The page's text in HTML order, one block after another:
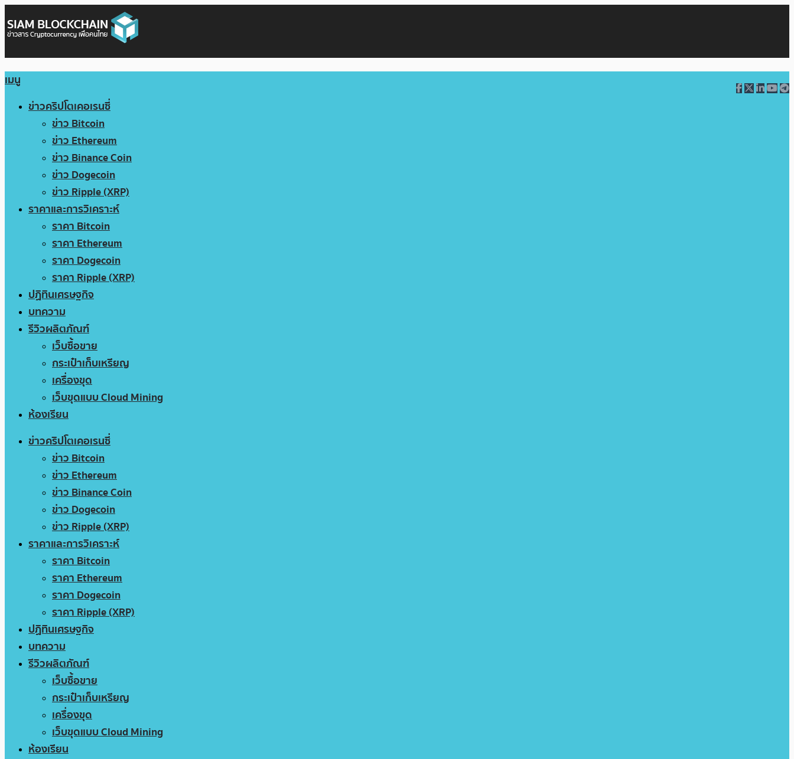
เมนู
ข่าวคริปโตเคอเรนซี่
ข่าว Bitcoin
ข่าว Ethereum
ข่าว Binance Coin
ข่าว Dogecoin
ข่าว Ripple (XRP)
ราคาและการวิเคราะห์
ราคา Bitcoin
ราคา Ethereum
ราคา Dogecoin
ราคา Ripple (XRP)
ปฏิทินเศรษฐกิจ
บทความ
รีวิวผลิตภัณฑ์
เว็บซื้อขาย
กระเป๋าเก็บเหรียญ
เครื่องขุด
เว็บขุดแบบ Cloud Mining
ห้องเรียน
ข่าวคริปโตเคอเรนซี่
ข่าว Bitcoin
ข่าว Ethereum
ข่าว Binance Coin
ข่าว Dogecoin
ข่าว Ripple (XRP)
ราคาและการวิเคราะห์
ราคา Bitcoin
ราคา Ethereum
ราคา Dogecoin
ราคา Ripple (XRP)
ปฏิทินเศรษฐกิจ
บทความ
รีวิวผลิตภัณฑ์
เว็บซื้อขาย
กระเป๋าเก็บเหรียญ
เครื่องขุด
เว็บขุดแบบ Cloud Mining
ห้องเรียน